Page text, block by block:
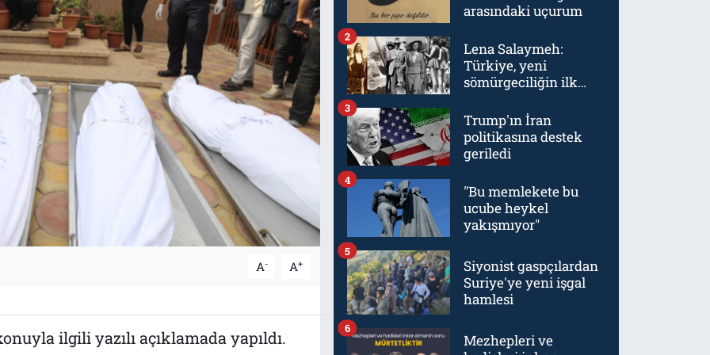
A- A+
ilgili yazılı açıklamada yapıldı.
arasındaki uçurum
Lena Salaymeh:
Türkiye, yeni
sömürgeciliğin ilk
2
Trump'ın İran
politikasına destek
geriledi
3
"Bu memlekete bu
ucube heykel
yakışmıyor"
4
Siyonist gaspçılardan
Suriye'ye yeni işgal
hamlesi
5
Mezhepleri ve
6